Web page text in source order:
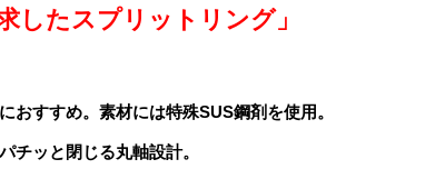
したスプリットリング」
おすすめ。素材には特殊SUS鋼剤を使用。
チッと閉じる丸軸設計。